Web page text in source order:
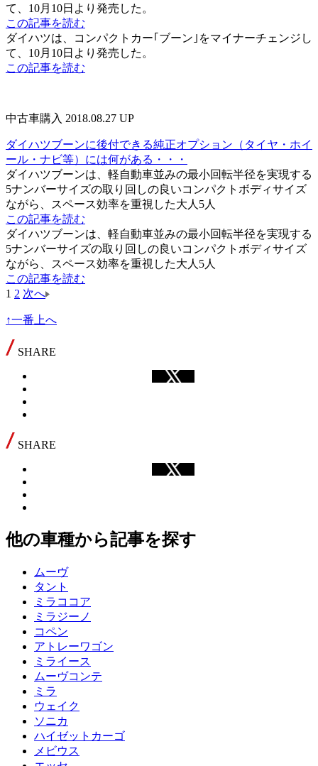
て、10月10日より発売した。
この記事を読む
ダイハツは、コンパクトカー｢ブーン｣をマイナーチェンジし
て、10月10日より発売した。
この記事を読む
中古車購入 2018.08.27 UP
ダイハツブーンに後付できる純正オプション（タイヤ・ホイ
ール・ナビ等）には何がある・・・
ダイハツブーンは、軽自動車並みの最小回転半径を実現する
5ナンバーサイズの取り回しの良いコンパクトボディサイズ
ながら、スペース効率を重視した大人5人
この記事を読む
ダイハツブーンは、軽自動車並みの最小回転半径を実現する
5ナンバーサイズの取り回しの良いコンパクトボディサイズ
ながら、スペース効率を重視した大人5人
この記事を読む
1 2 次へ
↑一番上へ
SHARE
SHARE
他の車種から記事を探す
ムーヴ
タント
ミラココア
ミラジーノ
コペン
アトレーワゴン
ミライース
ムーヴコンテ
ミラ
ウェイク
ソニカ
ハイゼットカーゴ
メビウス